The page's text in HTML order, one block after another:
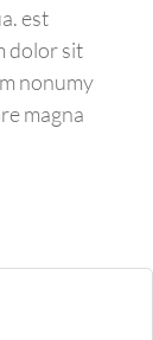
est
dolor sit
nonumy
magna